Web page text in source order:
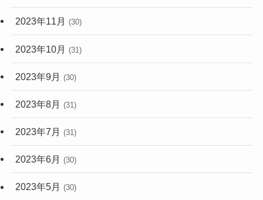
2023年11月 (30)
2023年10月 (31)
2023年9月 (30)
2023年8月 (31)
2023年7月 (31)
2023年6月 (30)
2023年5月 (30)